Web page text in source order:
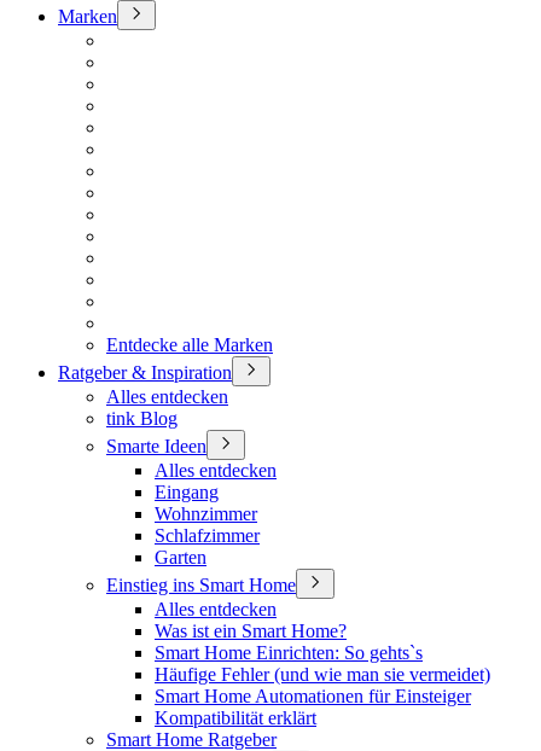
Marken
Entdecke alle Marken
Ratgeber & Inspiration
Alles entdecken
tink Blog
Smarte Ideen
Alles entdecken
Eingang
Wohnzimmer
Schlafzimmer
Garten
Einstieg ins Smart Home
Alles entdecken
Was ist ein Smart Home?
Smart Home Einrichten: So gehts`s
Häufige Fehler (und wie man sie vermeidet)
Smart Home Automationen für Einsteiger
Kompatibilität erklärt
Smart Home Ratgeber